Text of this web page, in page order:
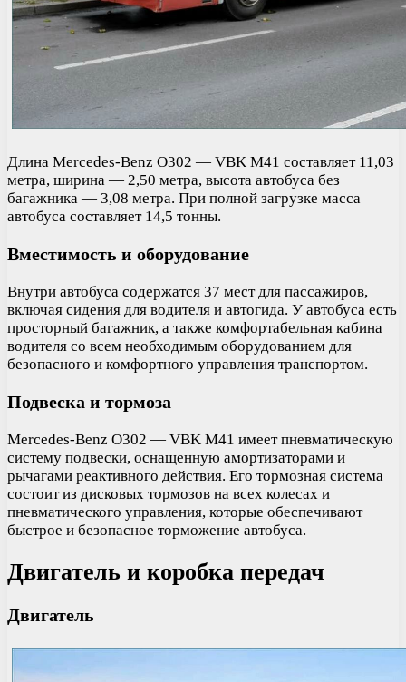
Длина Mercedes-Benz O302 — VBK M41 составляет 11,03
метра, ширина — 2,50 метра, высота автобуса без
багажника — 3,08 метра. При полной загрузке масса
автобуса составляет 14,5 тонны.
Вместимость и оборудование
Внутри автобуса содержатся 37 мест для пассажиров,
включая сидения для водителя и автогида. У автобуса есть
просторный багажник, а также комфортабельная кабина
водителя со всем необходимым оборудованием для
безопасного и комфортного управления транспортом.
Подвеска и тормоза
Mercedes-Benz O302 — VBK M41 имеет пневматическую
систему подвески, оснащенную амортизаторами и
рычагами реактивного действия. Его тормозная система
состоит из дисковых тормозов на всех колесах и
пневматического управления, которые обеспечивают
быстрое и безопасное торможение автобуса.
Двигатель и коробка передач
Двигатель